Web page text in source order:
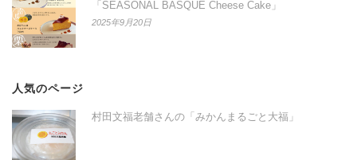
「SEASONAL BASQUE Cheese Cake」
2025年9月20日
人気のページ
村田文福老舗さんの「みかんまるごと大福」